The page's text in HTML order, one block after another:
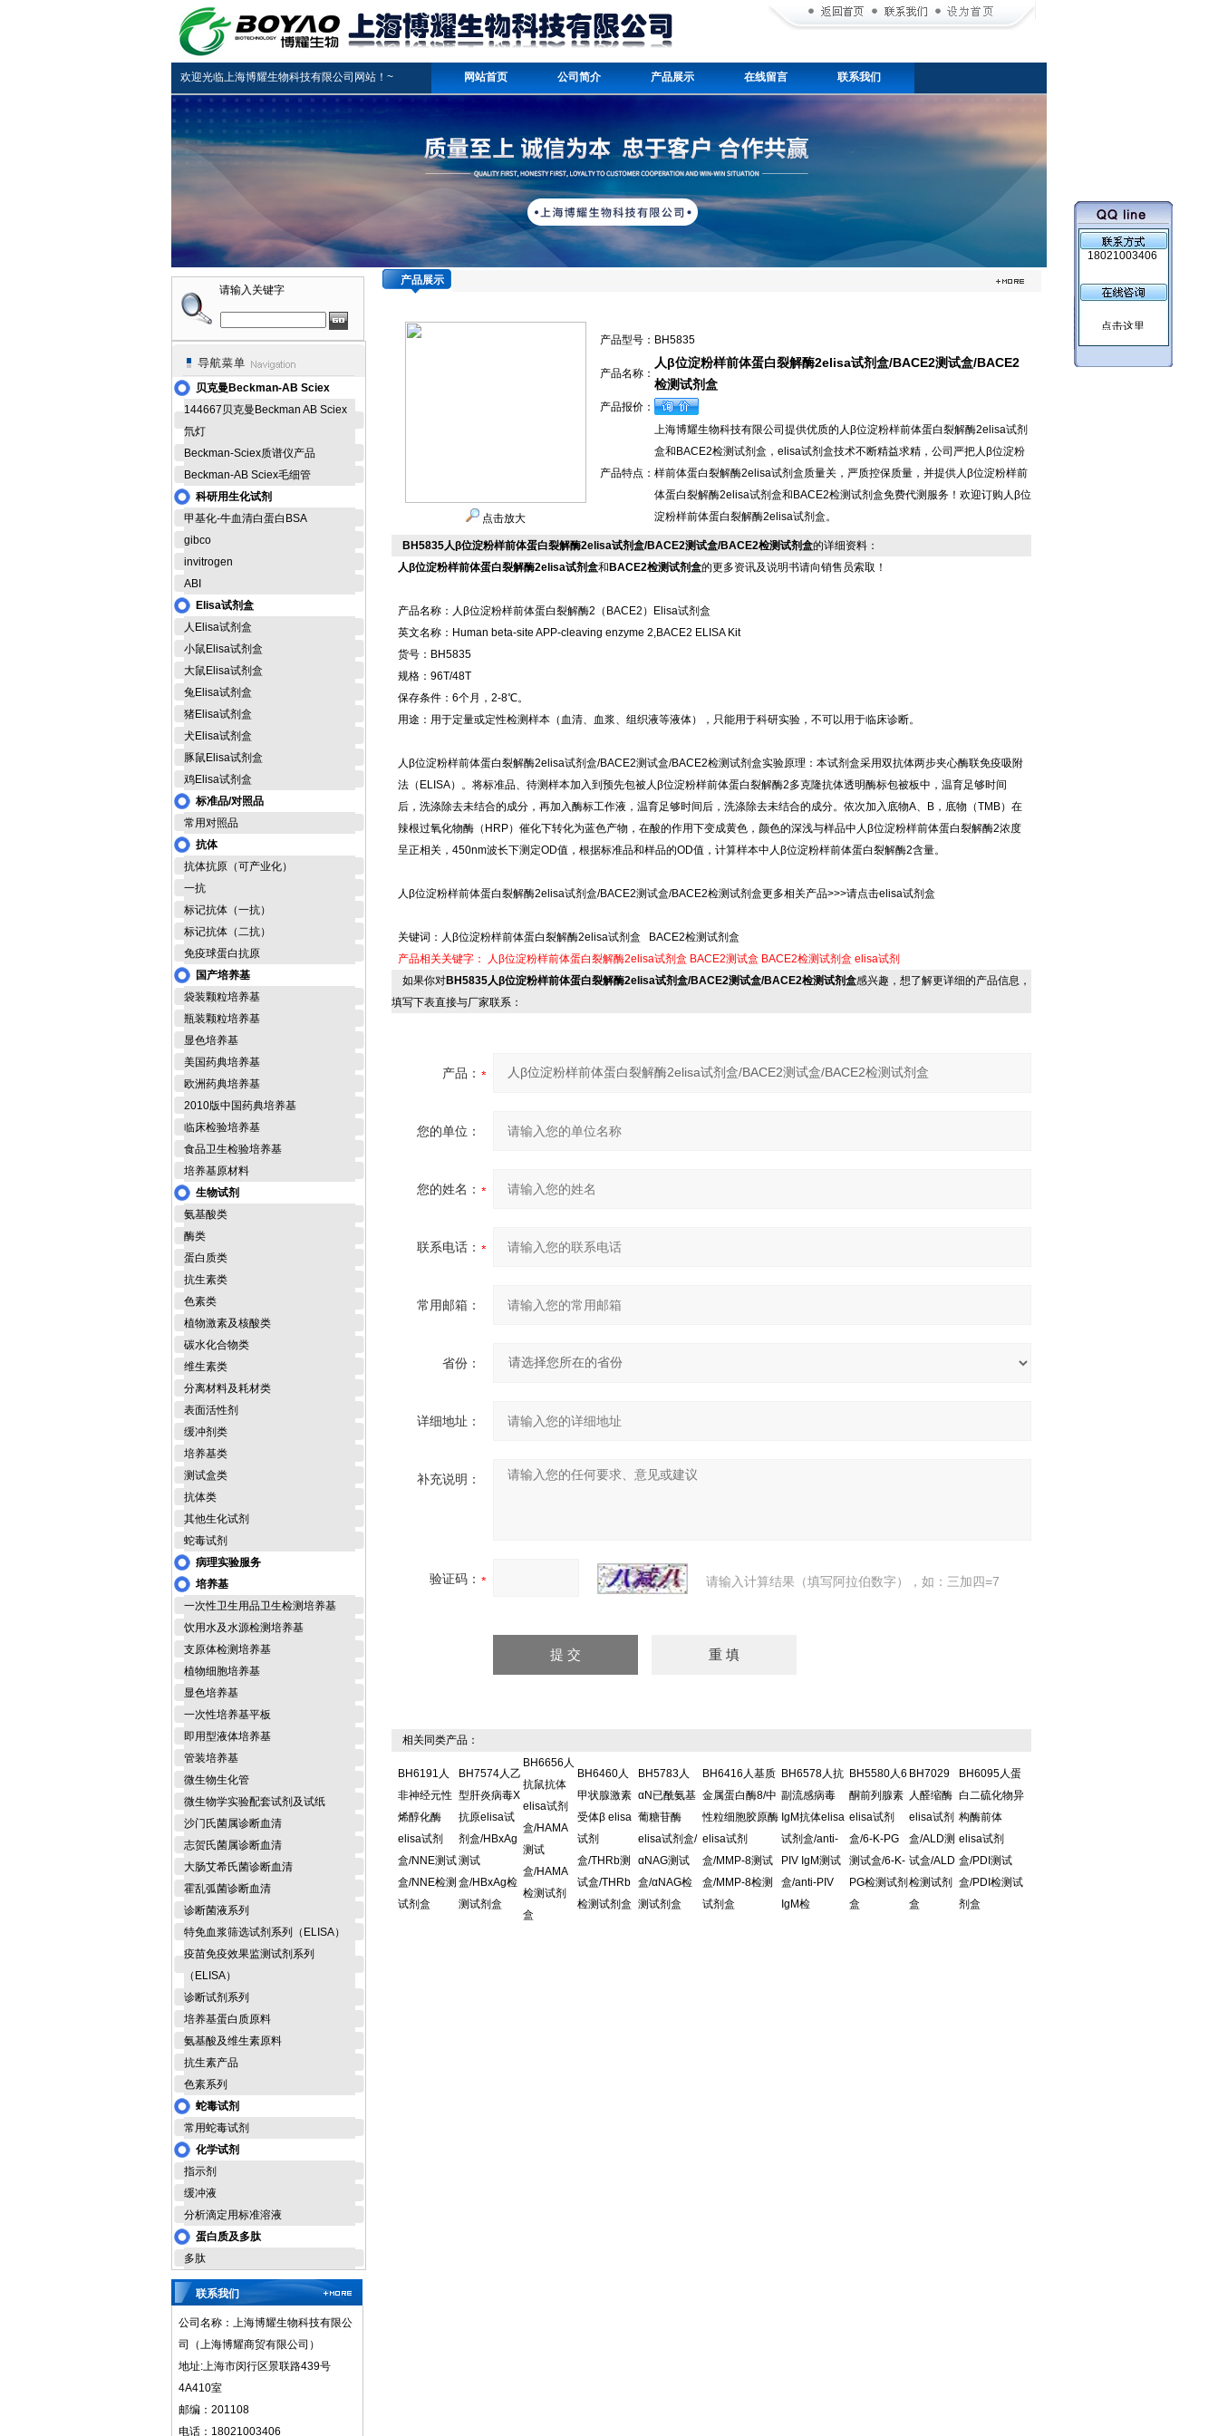
欢迎光临上海博耀生物科技有限公司网站！~ 网站首页 公司简介 产品展示 在线留言 联系我们
18021003406
请输入关键字
贝克曼Beckman-AB Sciex
144667贝克曼Beckman AB Sciex
氘灯
Beckman-Sciex质谱仪产品
Beckman-AB Sciex毛细管
科研用生化试剂
甲基化-牛血清白蛋白BSA
gibco
invitrogen
ABI
Elisa试剂盒
人Elisa试剂盒
小鼠Elisa试剂盒
大鼠Elisa试剂盒
兔Elisa试剂盒
猪Elisa试剂盒
犬Elisa试剂盒
豚鼠Elisa试剂盒
鸡Elisa试剂盒
标准品/对照品
常用对照品
抗体
抗体抗原（可产业化）
一抗
标记抗体（一抗）
标记抗体（二抗）
免疫球蛋白抗原
国产培养基
袋装颗粒培养基
瓶装颗粒培养基
显色培养基
美国药典培养基
欧洲药典培养基
2010版中国药典培养基
临床检验培养基
食品卫生检验培养基
培养基原材料
生物试剂
氨基酸类
酶类
蛋白质类
抗生素类
色素类
植物激素及核酸类
碳水化合物类
维生素类
分离材料及耗材类
表面活性剂
缓冲剂类
培养基类
测试盒类
抗体类
其他生化试剂
蛇毒试剂
病理实验服务
培养基
一次性卫生用品卫生检测培养基
饮用水及水源检测培养基
支原体检测培养基
植物细胞培养基
显色培养基
一次性培养基平板
即用型液体培养基
管装培养基
微生物生化管
微生物学实验配套试剂及试纸
沙门氏菌属诊断血清
志贺氏菌属诊断血清
大肠艾希氏菌诊断血清
霍乱弧菌诊断血清
诊断菌液系列
特免血浆筛选试剂系列（ELISA）
疫苗免疫效果监测试剂系列
（ELISA）
诊断试剂系列
培养基蛋白质原料
氨基酸及维生素原料
抗生素产品
色素系列
蛇毒试剂
常用蛇毒试剂
化学试剂
指示剂
缓冲液
分析滴定用标准溶液
蛋白质及多肽
多肽
联系我们
公司名称：上海博耀生物科技有限公
司（上海博耀商贸有限公司）
地址:上海市闵行区景联路439号
4A410室
邮编：201108
电话：18021003406
产品展示
点击放大
产品型号： BH5835
产品名称：
人β位淀粉样前体蛋白裂解酶2elisa试剂盒/BACE2测试盒/BACE2
检测试剂盒
产品报价：
产品特点：
上海博耀生物科技有限公司提供优质的人β位淀粉样前体蛋白裂解酶2elisa试剂
盒和BACE2检测试剂盒，elisa试剂盒技术不断精益求精，公司严把人β位淀粉
样前体蛋白裂解酶2elisa试剂盒质量关，严质控保质量，并提供人β位淀粉样前
体蛋白裂解酶2elisa试剂盒和BACE2检测试剂盒免费代测服务！欢迎订购人β位
淀粉样前体蛋白裂解酶2elisa试剂盒。
BH5835人β位淀粉样前体蛋白裂解酶2elisa试剂盒/BACE2测试盒/BACE2检测试剂盒的详细资料：
人β位淀粉样前体蛋白裂解酶2elisa试剂盒和 BACE2检测试剂盒的更多资讯及说明书请向销售员索取！
产品名称：人β位淀粉样前体蛋白裂解酶2（BACE2）Elisa试剂盒
英文名称：Human beta-site APP-cleaving enzyme 2,BACE2 ELISA Kit
货号：BH5835
规格：96T/48T
保存条件：6个月，2-8℃。
用途：用于定量或定性检测样本（血清、血浆、组织液等液体），只能用于科研实验，不可以用于临床诊断。
人β位淀粉样前体蛋白裂解酶2elisa试剂盒/BACE2测试盒/BACE2检测试剂盒实验原理：本试剂盒采用双抗体两步夹心酶联免疫吸附
法（ELISA）。将标准品、待测样本加入到预先包被人β位淀粉样前体蛋白裂解酶2多克隆抗体透明酶标包被板中，温育足够时间
后，洗涤除去未结合的成分，再加入酶标工作液，温育足够时间后，洗涤除去未结合的成分。依次加入底物A、B，底物（TMB）在
辣根过氧化物酶（HRP）催化下转化为蓝色产物，在酸的作用下变成黄色，颜色的深浅与样品中人β位淀粉样前体蛋白裂解酶2浓度
呈正相关，450nm波长下测定OD值，根据标准品和样品的OD值，计算样本中人β位淀粉样前体蛋白裂解酶2含量。
人β位淀粉样前体蛋白裂解酶2elisa试剂盒/BACE2测试盒/BACE2检测试剂盒更多相关产品>>>请点击elisa试剂盒
关键词：人β位淀粉样前体蛋白裂解酶2elisa试剂盒 BACE2检测试剂盒
产品相关关键字：
人β位淀粉样前体蛋白裂解酶2elisa试剂盒 BACE2测试盒 BACE2检测试剂盒 elisa试剂
如果你对BH5835人β位淀粉样前体蛋白裂解酶2elisa试剂盒/BACE2测试盒/BACE2检测试剂盒感兴趣，想了解更详细的产品信息，
填写下表直接与厂家联系：
产品：
您的单位：
您的姓名：
联系电话：
常用邮箱：
省份：
详细地址：
补充说明：
验证码： 请输入计算结果（填写阿拉伯数字），如：三加四=7
相关同类产品：
BH6191人
非神经元性
烯醇化酶
elisa试剂
盒/NNE测试
盒/NNE检测
试剂盒
BH7574人乙
型肝炎病毒X
抗原elisa试
剂盒/HBxAg
测试
盒/HBxAg检
测试剂盒
BH6656人
抗鼠抗体
elisa试剂
盒/HAMA
测试
盒/HAMA
检测试剂
盒
BH6460人
甲状腺激素
受体β elisa
试剂
盒/THRb测
试盒/THRb
检测试剂盒
BH5783人
αN已酰氨基
葡糖苷酶
elisa试剂盒/
αNAG测试
盒/αNAG检
测试剂盒
BH6416人基质
金属蛋白酶8/中
性粒细胞胶原酶
elisa试剂
盒/MMP-8测试
盒/MMP-8检测
试剂盒
BH6578人抗
副流感病毒
IgM抗体elisa
试剂盒/anti-
PIV IgM测试
盒/anti-PIV
IgM检
BH5580人6
酮前列腺素
elisa试剂
盒/6-K-PG
测试盒/6-K-
PG检测试剂
盒
BH7029
人醛缩酶
elisa试剂
盒/ALD测
试盒/ALD
检测试剂
盒
BH6095人蛋
白二硫化物异
构酶前体
elisa试剂
盒/PDI测试
盒/PDI检测试
剂盒